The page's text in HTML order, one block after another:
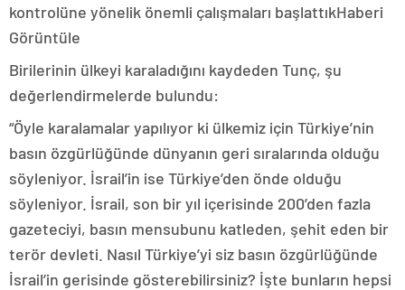
kontrolüne yönelik önemli çalışmaları başlattıkHaberi
Görüntüle
Birilerinin ülkeyi karaladığını kaydeden Tunç, şu
değerlendirmelerde bulundu:
“Öyle karalamalar yapılıyor ki ülkemiz için Türkiye’nin
basın özgürlüğünde dünyanın geri sıralarında olduğu
söyleniyor. İsrail’in ise Türkiye’den önde olduğu
söyleniyor. İsrail, son bir yıl içerisinde 200’den fazla
gazeteciyi, basın mensubunu katleden, şehit eden bir
terör devleti. Nasıl Türkiye’yi siz basın özgürlüğünde
İsrail’in gerisinde gösterebilirsiniz? İşte bunların hepsi